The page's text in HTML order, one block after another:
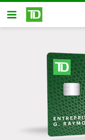
Passer au contenu
Ouvert